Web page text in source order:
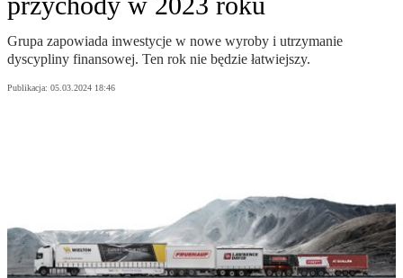
Grupa zapowiada inwestycje w nowe wyroby i utrzymanie
dyscypliny finansowej. Ten rok nie będzie łatwiejszy.
Publikacja: 05.03.2024 18:46